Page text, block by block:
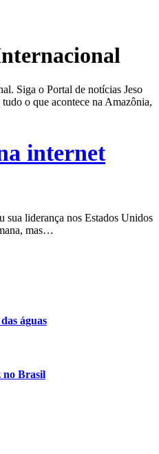
Siga o Portal de notícias Jeso
o que acontece na Amazônia,
internet
liderança nos Estados Unidos
mas…
águas
no Brasil